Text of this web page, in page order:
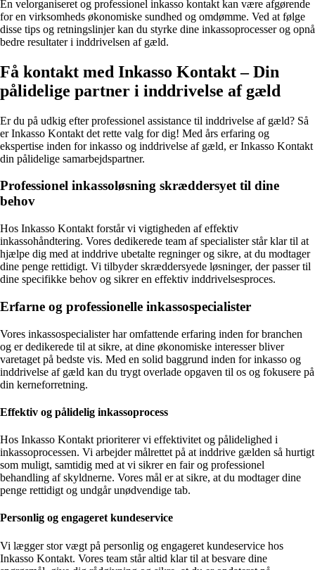
En velorganiseret og professionel inkasso kontakt kan være afgørende
for en virksomheds økonomiske sundhed og omdømme. Ved at følge
disse tips og retningslinjer kan du styrke dine inkassoprocesser og opnå
bedre resultater i inddrivelsen af gæld.
Få kontakt med Inkasso Kontakt – Din
pålidelige partner i inddrivelse af gæld
Er du på udkig efter professionel assistance til inddrivelse af gæld? Så
er Inkasso Kontakt det rette valg for dig! Med års erfaring og
ekspertise inden for inkasso og inddrivelse af gæld, er Inkasso Kontakt
din pålidelige samarbejdspartner.
Professionel inkassoløsning skræddersyet til dine
behov
Hos Inkasso Kontakt forstår vi vigtigheden af effektiv
inkassohåndtering. Vores dedikerede team af specialister står klar til at
hjælpe dig med at inddrive ubetalte regninger og sikre, at du modtager
dine penge rettidigt. Vi tilbyder skræddersyede løsninger, der passer til
dine specifikke behov og sikrer en effektiv inddrivelsesproces.
Erfarne og professionelle inkassospecialister
Vores inkassospecialister har omfattende erfaring inden for branchen
og er dedikerede til at sikre, at dine økonomiske interesser bliver
varetaget på bedste vis. Med en solid baggrund inden for inkasso og
inddrivelse af gæld kan du trygt overlade opgaven til os og fokusere på
din kerneforretning.
Effektiv og pålidelig inkassoprocess
Hos Inkasso Kontakt prioriterer vi effektivitet og pålidelighed i
inkassoprocessen. Vi arbejder målrettet på at inddrive gælden så hurtigt
som muligt, samtidig med at vi sikrer en fair og professionel
behandling af skyldnerne. Vores mål er at sikre, at du modtager dine
penge rettidigt og undgår unødvendige tab.
Personlig og engageret kundeservice
Vi lægger stor vægt på personlig og engageret kundeservice hos
Inkasso Kontakt. Vores team står altid klar til at besvare dine